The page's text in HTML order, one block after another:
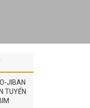
JIBAN
TUYỂN